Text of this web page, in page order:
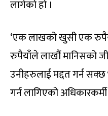
लागेको हो ।
‘एक लाखको खुसी एक
रुपैयाँले लाखौं मानिसको
उनीहरुलाई मद्दत गर्न
गर्न लागिएको